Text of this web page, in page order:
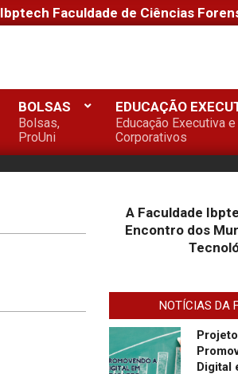
Ibptech Faculdade de Ciências
BOLSAS
Bolsas,
ProUni
EDUCAÇÃO
Educação Executiva
Corporativos
A Faculdade
Encontro dos
NOTÍCIAS DA
A
Ponto
Turma
Digital